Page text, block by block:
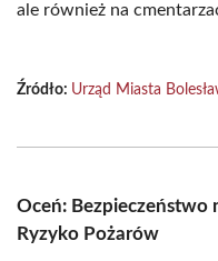
ale również na
Źródło: Urząd Miasta
Oceń: Bezpieczeństwo
Ryzyko Pożarów